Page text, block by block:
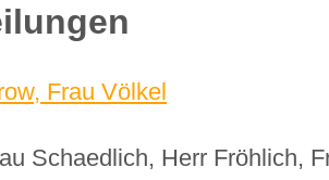
Frau Völkel
Schaedlich, Herr Fröhlich,